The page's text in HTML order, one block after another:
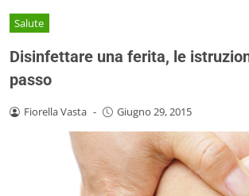
Salute
Disinfettare una ferita, le
passo
Fiorella Vasta - Giugno 29, 2015